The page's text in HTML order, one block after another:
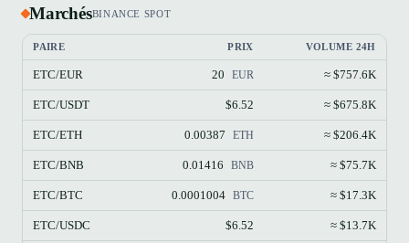
MarchésBINANCE SPOT
PAIRE PRIX VOLUME 24H
ETC/EUR 20 EUR ≈ $757.6K
ETC/USDT $6.52 ≈ $675.8K
ETC/ETH 0.00387 ETH ≈ $206.4K
ETC/BNB 0.01416 BNB ≈ $75.7K
ETC/BTC 0.0001004 BTC ≈ $17.3K
ETC/USDC $6.52 ≈ $13.7K